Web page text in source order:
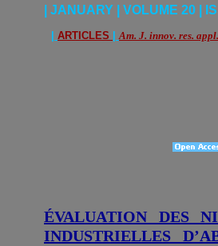
| JANUARY | VOLUME 20 |
| ARTICLES | Am. J. innov. res.
ÉVALUATION DES
INDUSTRIELLES